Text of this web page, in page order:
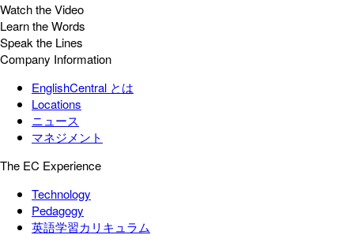
Watch the Video
Learn the Words
Speak the Lines
Company Information
EnglishCentral とは
Locations
ニュース
マネジメント
The EC Experience
Technology
Pedagogy
英語学習カリキュラム